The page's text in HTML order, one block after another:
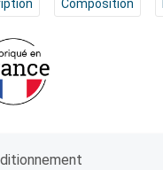
Composition